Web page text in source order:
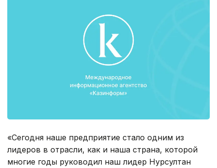
«Сегодня наше предприятие стало одним из
лидеров в отрасли, как и наша страна, которой
многие годы руководил наш лидер Нурсултан